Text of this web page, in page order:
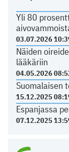
Yli 80
03.07.2026
Näiden
lääkäriin
04.05.2026
Suomalaisen
15.12.2025
Espanjassa
07.12.2025